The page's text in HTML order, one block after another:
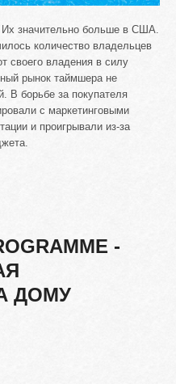
Их значительно больше в США.
количество владельцев
своего владения в силу
рынок таймшера не
В борьбе за покупателя
с маркетинговыми
и проигрывали из-за
-
ДОМУ